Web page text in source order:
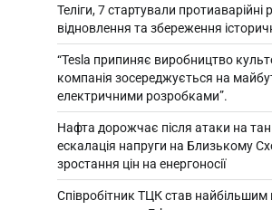
Теліги, 7 стартували
відновлення та збереження
“Tesla припиняє виробництво
компанія зосереджується на
електричними розробками”.
Нафта дорожчає після атаки на
ескалація напруги на Близькому
зростання цін на енергоносії
Співробітник ТЦК став